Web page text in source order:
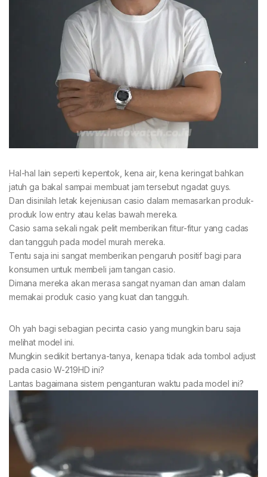
Hal-hal lain seperti kepentok, kena air, kena keringat bahkan
jatuh ga bakal sampai membuat jam tersebut ngadat guys.
Dan disinilah letak kejeniusan casio dalam memasarkan produk-
produk low entry atau kelas bawah mereka.
Casio sama sekali ngak pelit memberikan fitur-fitur yang cadas
dan tangguh pada model murah mereka.
Tentu saja ini sangat memberikan pengaruh positif bagi para
konsumen untuk membeli jam tangan casio.
Dimana mereka akan merasa sangat nyaman dan aman dalam
memakai produk casio yang kuat dan tangguh.
Oh yah bagi sebagian pecinta casio yang mungkin baru saja
melihat model ini.
Mungkin sedikit bertanya-tanya, kenapa tidak ada tombol adjust
pada casio W-219HD ini?
Lantas bagaimana sistem penganturan waktu pada model ini?